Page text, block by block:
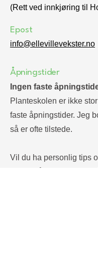
(Rett ved innkjøring til
Epost
info@ellevillevekster.no
Åpningstider
Ingen faste
Planteskolen er ikke
faste åpningstider. Jeg
så er ofte tilstede.
Vil du ha personlig tips